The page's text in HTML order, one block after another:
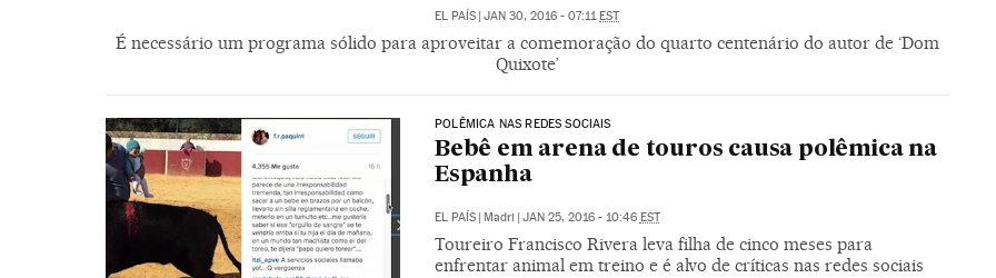
EL PAÍS | JAN 30, 2016 - 07:11EST
É necessário um programa sólido para aproveitar a comemoração do quarto centenário do autor de ‘Dom
Quixote’
POLÊMICA NAS REDES SOCIAIS
Bebê em arena de touros causa polêmica na
Espanha
EL PAÍS Madri JAN 25, 2016 - 10:46 EST
Toureiro Francisco Rivera leva filha de cinco meses para
enfrentar animal em treino e é alvo de críticas nas redes sociais